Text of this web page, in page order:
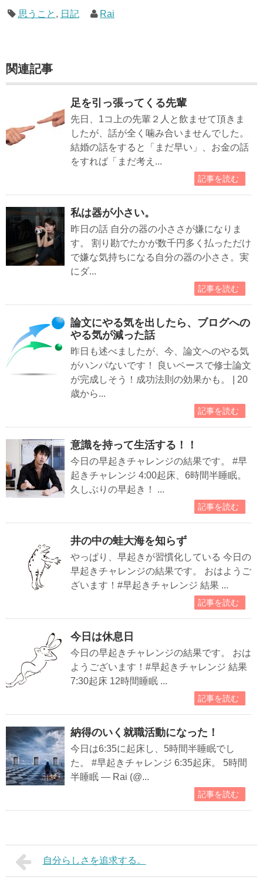
思うこと , 日記 Rai
関連記事
足を引っ張ってくる先輩
先日、1コ上の先輩２人と飲ませて頂きま
したが、話が全く噛み合いませんでした。
結婚の話をすると「まだ早い」、お金の話
をすれば「まだ考え...
記事を読む
私は器が小さい。
昨日の話 自分の器の小ささが嫌になりま
す。 割り勘でたかが数千円多く払っただけ
で嫌な気持ちになる自分の器の小ささ。実
にダ...
記事を読む
論文にやる気を出したら、ブログへの
やる気が減った話
昨日も述べましたが、今、論文へのやる気
がハンパないです！ 良いペースで修士論文
が完成しそう！成功法則の効果かも。 | 20
歳から...
記事を読む
意識を持って生活する！！
今日の早起きチャレンジの結果です。 #早
起きチャレンジ 4:00起床、6時間半睡眠。
久しぶりの早起き！ ...
記事を読む
井の中の蛙大海を知らず
やっぱり、早起きが習慣化している 今日の
早起きチャレンジの結果です。 おはようご
ざいます！#早起きチャレンジ 結果 ...
記事を読む
今日は休息日
今日の早起きチャレンジの結果です。 おは
ようございます！#早起きチャレンジ 結果
7:30起床 12時間睡眠 ...
記事を読む
納得のいく就職活動になった！
今日は6:35に起床し、5時間半睡眠でし
た。 #早起きチャレンジ 6:35起床。 5時間
半睡眠 — Rai (@...
記事を読む
自分らしさを追求する。